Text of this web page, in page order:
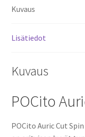
Kuvaus
Lisätiedot
Kuvaus
POCito
POCito Auric Cut